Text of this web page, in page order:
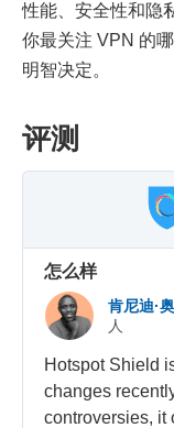
性能、安全性和隐
你最关注 VPN 的
明智决定。
评测
怎么样
肯尼迪·
人
Hotspot Shield
changes
controversies, it